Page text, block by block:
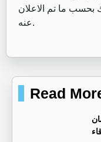
بحسب ما تم الاعلان
عنه.
Read